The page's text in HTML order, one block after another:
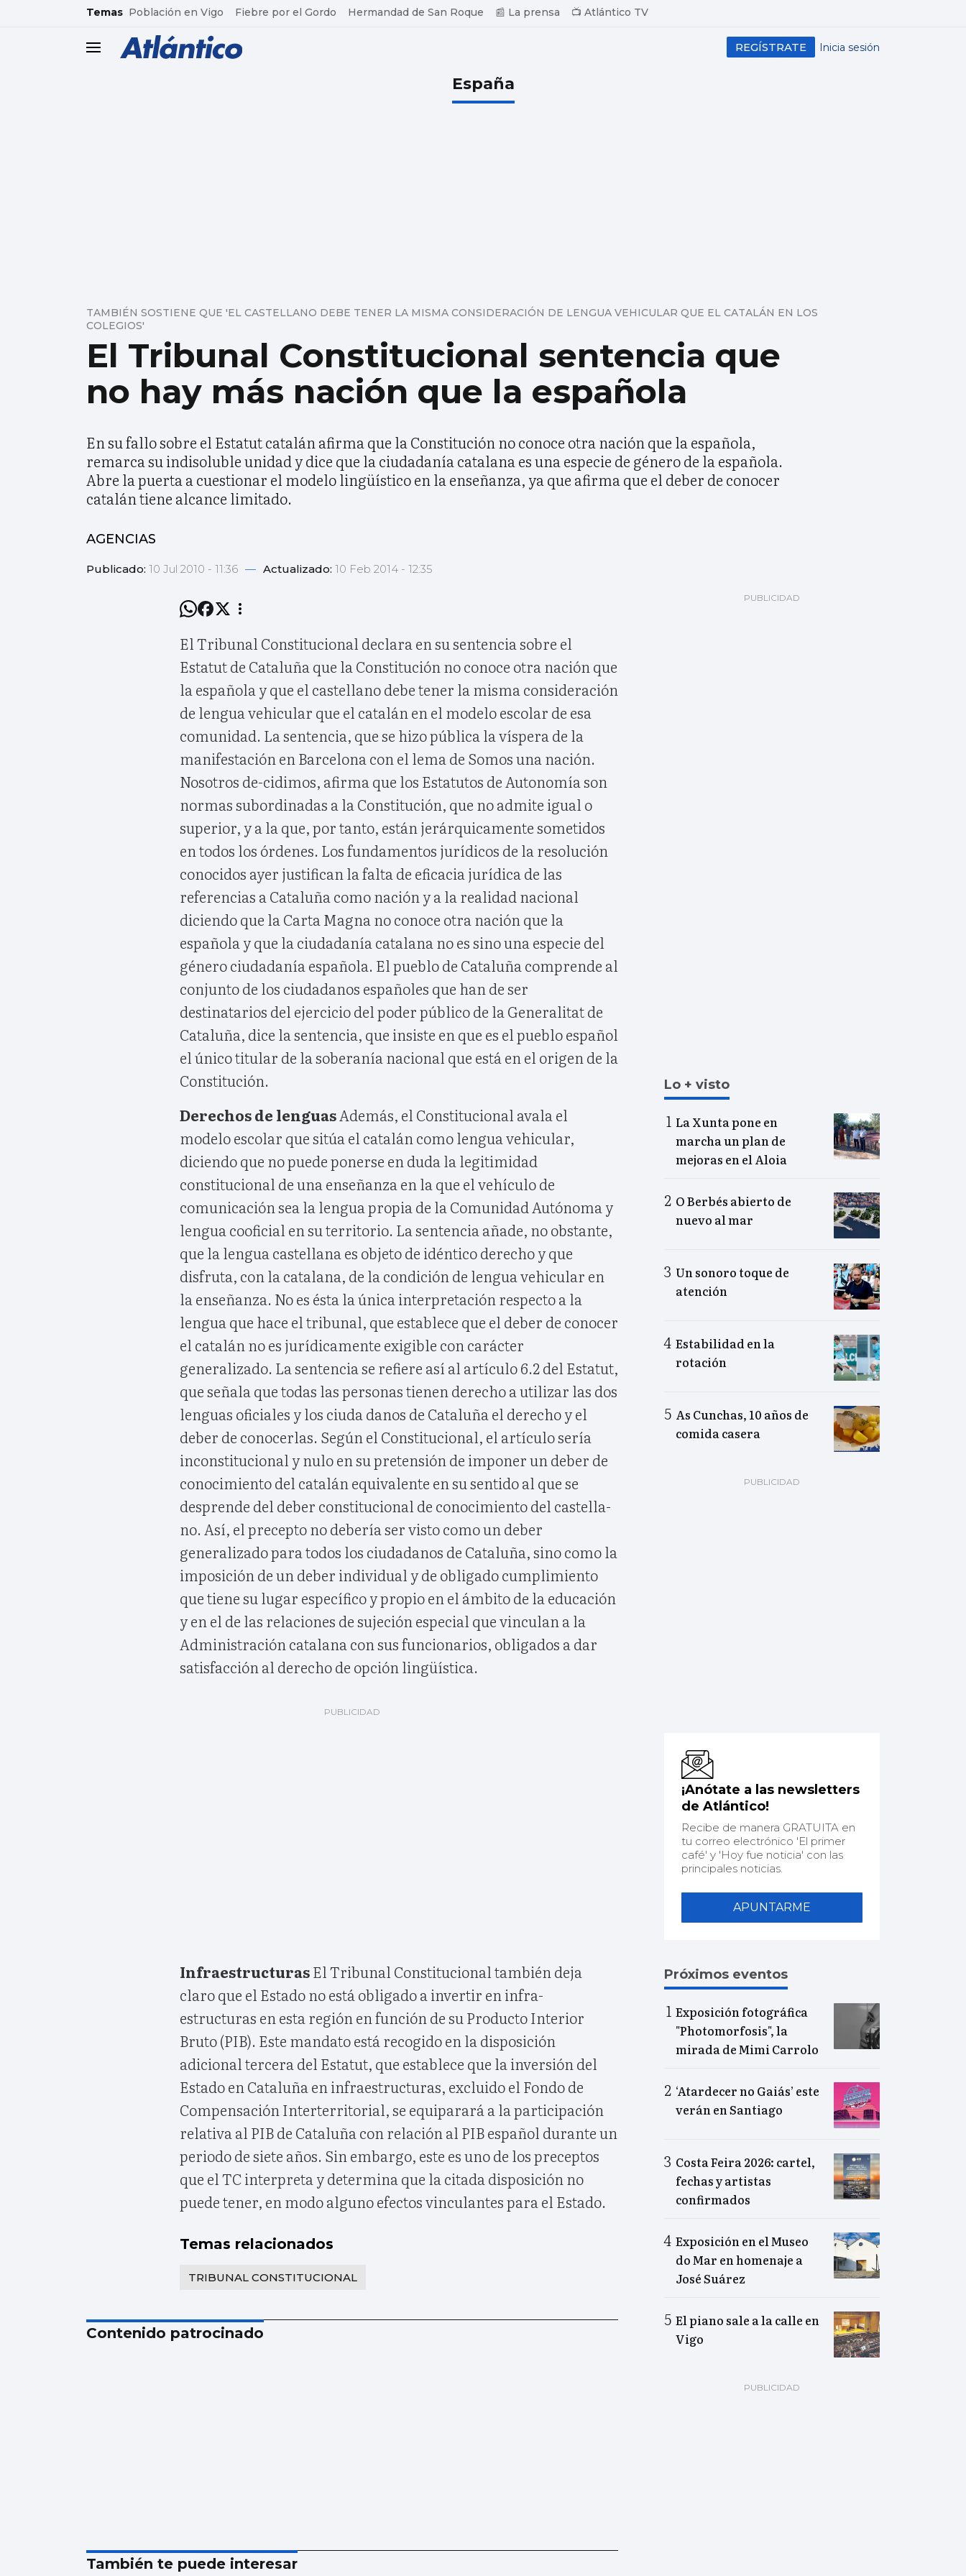
common.go-to-content
Temas Población en Vigo Fiebre por el Gordo Hermandad de San Roque 📰 La prensa 📺 Atlántico TV
header.menu.open Inicia sesión
REGÍSTRATE
España
El Tribunal Constitucional sentencia que
no hay más nación que la española
TAMBIÉN SOSTIENE QUE 'EL CASTELLANO DEBE TENER LA MISMA CONSIDERACIÓN DE LENGUA VEHICULAR QUE EL CATALÁN EN LOS
COLEGIOS'
En su fallo sobre el Estatut catalán afirma que la Constitución no conoce otra nación que la española,
remarca su indisoluble unidad y dice que la ciudadanía catalana es una especie de género de la española.
Abre la puerta a cuestionar el modelo lingüístico en la enseñanza, ya que afirma que el deber de conocer
catalán tiene alcance limitado.
AGENCIAS
Publicado: 10 Jul 2010 - 11:36 — Actualizado: 10 Feb 2014 - 12:35
El Tribunal Constitucional declara en su sentencia sobre el
Estatut de Cataluña que la Constitución no conoce otra nación que
la española y que el castellano debe tener la misma consideración
de lengua vehicular que el catalán en el modelo escolar de esa
comunidad. La sentencia, que se hizo pública la víspera de la
manifestación en Barcelona con el lema de Somos una nación.
Nosotros de-cidimos, afirma que los Estatutos de Autonomía son
normas subordinadas a la Constitución, que no admite igual o
superior, y a la que, por tanto, están jerárquicamente sometidos
en todos los órdenes. Los fundamentos jurídicos de la resolución
conocidos ayer justifican la falta de eficacia jurídica de las
referencias a Cataluña como nación y a la realidad nacional
diciendo que la Carta Magna no conoce otra nación que la
española y que la ciudadanía catalana no es sino una especie del
género ciudadanía española. El pueblo de Cataluña comprende al
conjunto de los ciudadanos españoles que han de ser
destinatarios del ejercicio del poder público de la Generalitat de
Cataluña, dice la sentencia, que insiste en que es el pueblo español
el único titular de la soberanía nacional que está en el origen de la
Constitución.
Derechos de lenguasAdemás, el Constitucional avala el
modelo escolar que sitúa el catalán como lengua vehicular,
diciendo que no puede ponerse en duda la legitimidad
constitucional de una enseñanza en la que el vehículo de
comunicación sea la lengua propia de la Comunidad Autónoma y
lengua cooficial en su territorio. La sentencia añade, no obstante,
que la lengua castellana es objeto de idéntico derecho y que
disfruta, con la catalana, de la condición de lengua vehicular en
la enseñanza. No es ésta la única interpretación respecto a la
lengua que hace el tribunal, que establece que el deber de conocer
el catalán no es jurídicamente exigible con carácter
generalizado. La sentencia se refiere así al artículo 6.2 del Estatut,
que señala que todas las personas tienen derecho a utilizar las dos
lenguas oficiales y los ciuda danos de Cataluña el derecho y el
deber de conocerlas. Según el Constitucional, el artículo sería
inconstitucional y nulo en su pretensión de imponer un deber de
conocimiento del catalán equivalente en su sentido al que se
desprende del deber constitucional de conocimiento del castella-
no. Así, el precepto no debería ser visto como un deber
generalizado para todos los ciudadanos de Cataluña, sino como la
imposición de un deber individual y de obligado cumplimiento
que tiene su lugar específico y propio en el ámbito de la educación
y en el de las relaciones de sujeción especial que vinculan a la
Administración catalana con sus funcionarios, obligados a dar
satisfacción al derecho de opción lingüística.
InfraestructurasEl Tribunal Constitucional también deja
claro que el Estado no está obligado a invertir en infra-
estructuras en esta región en función de su Producto Interior
Bruto (PIB). Este mandato está recogido en la disposición
adicional tercera del Estatut, que establece que la inversión del
Estado en Cataluña en infraestructuras, excluido el Fondo de
Compensación Interterritorial, se equiparará a la participación
relativa al PIB de Cataluña con relación al PIB español durante un
periodo de siete años. Sin embargo, este es uno de los preceptos
que el TC interpreta y determina que la citada disposición no
puede tener, en modo alguno efectos vinculantes para el Estado.
Temas relacionados
TRIBUNAL CONSTITUCIONAL
Contenido patrocinado
También te puede interesar
Lo + visto
La Xunta pone en
marcha un plan de
mejoras en el Aloia
O Berbés abierto de
nuevo al mar
Un sonoro toque de
atención
Estabilidad en la
rotación
As Cunchas, 10 años de
comida casera
¡Anótate a las newsletters
de Atlántico!
Recibe de manera GRATUITA en
tu correo electrónico 'El primer
café' y 'Hoy fue noticia' con las
principales noticias.
APUNTARME
Próximos eventos
Exposición fotográfica
"Photomorfosis", la
mirada de Mimi Carrolo
‘Atardecer no Gaiás’ este
verán en Santiago
Costa Feira 2026: cartel,
fechas y artistas
confirmados
Exposición en el Museo
do Mar en homenaje a
José Suárez
El piano sale a la calle en
Vigo